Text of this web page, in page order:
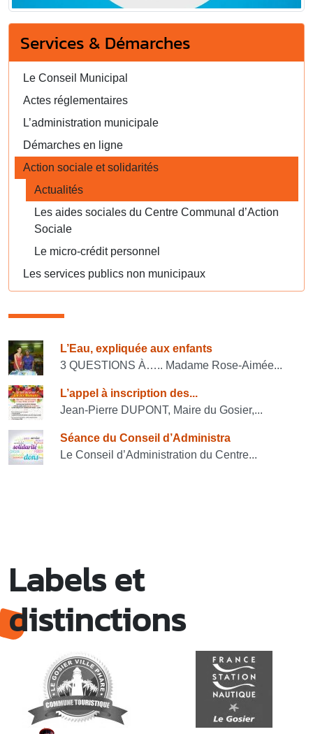
Services & Démarches
Le Conseil Municipal
Actes réglementaires
L’administration municipale
Démarches en ligne
Action sociale et solidarités
Actualités
Les aides sociales du Centre Communal d’Action
Sociale
Le micro-crédit personnel
Les services publics non municipaux
Consulter également
L’Eau, expliquée aux enfants
3 QUESTIONS À….. Madame Rose-Aimée...
L’appel à inscription des...
Jean-Pierre DUPONT, Maire du Gosier,...
Séance du Conseil d’Administra
Le Conseil d’Administration du Centre...
Labels et
distinctions